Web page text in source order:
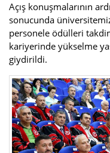
Açış konuşmalarının
sonucunda
personele ödülleri
kariyerinde yükselme
giydirildi.